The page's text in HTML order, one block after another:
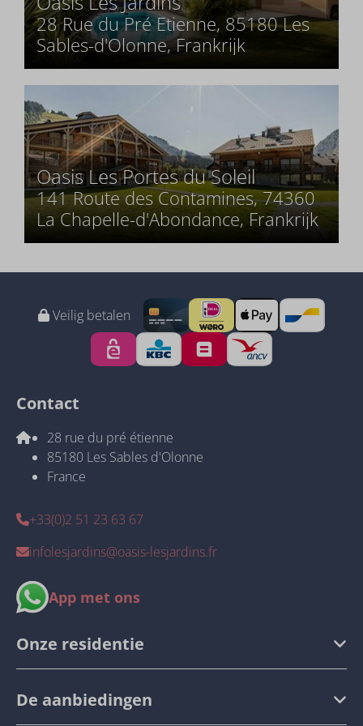
28 Rue du Pré Etienne, 85180 Les
Sables-d'Olonne, Frankrijk
Oasis Les Portes du Soleil
141 Route des Contamines, 74360
La Chapelle-d'Abondance, Frankrijk
Veilig betalen
Contact
28 rue du pré étienne
85180 Les Sables d'Olonne
France
+33(0)2 51 23 63 67
infolesjardins@oasis-lesjardins.fr
App met ons
Onze residentie
De aanbiedingen